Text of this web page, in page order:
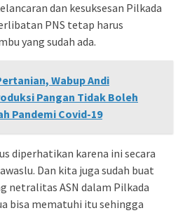
dan kesuksesan Pilkada
PNS tetap harus
yang sudah ada.
Wabup Andi
Pangan Tidak Boleh
Pandemi Covid-19
diperhatikan karena ini secara
Dan kita juga sudah buat
netralitas ASN dalam Pilkada
bisa mematuhi itu sehingga